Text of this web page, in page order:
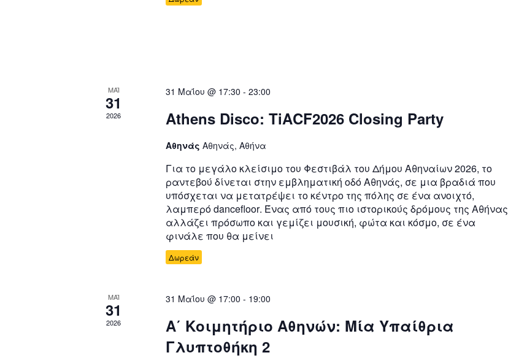
ΜΑΪ
31
2026
31 Μαΐου @ 17:30 -23:00
Athens Disco: TiACF2026 Closing Party
ΑθηνάςΑθηνάς, Αθήνα
Για το μεγάλο κλείσιμο του Φεστιβάλ του Δήμου Αθηναίων 2026, το
ραντεβού δίνεται στην εμβληματική οδό Αθηνάς, σε μια βραδιά που
υπόσχεται να μετατρέψει το κέντρο της πόλης σε ένα ανοιχτό,
λαμπερό dancefloor. Ένας από τους πιο ιστορικούς δρόμους της Αθήνας
αλλάζει πρόσωπο και γεμίζει μουσική, φώτα και κόσμο, σε ένα
φινάλε που θα μείνει
Δωρεάν
ΜΑΪ
31
2026
31 Μαΐου @ 17:00 - 19:00
Α΄ Κοιμητήριο Αθηνών: Μία Υπαίθρια
Γλυπτοθήκη 2